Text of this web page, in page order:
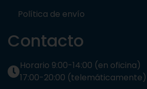
Política de envío
Contacto
Horario 9:00-14:00 (en oficina)
17:00-20:00 (telemáticamente)